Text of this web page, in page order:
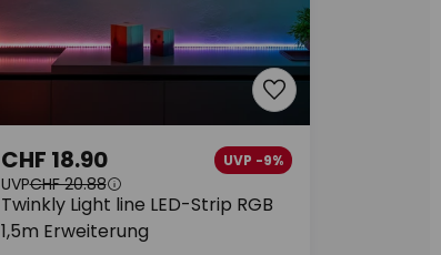
Twinkly Light line LED-Strip RGB
1,5m Erweiterung
CHF 18.90 UVP -9%
UVPCHF 20.88